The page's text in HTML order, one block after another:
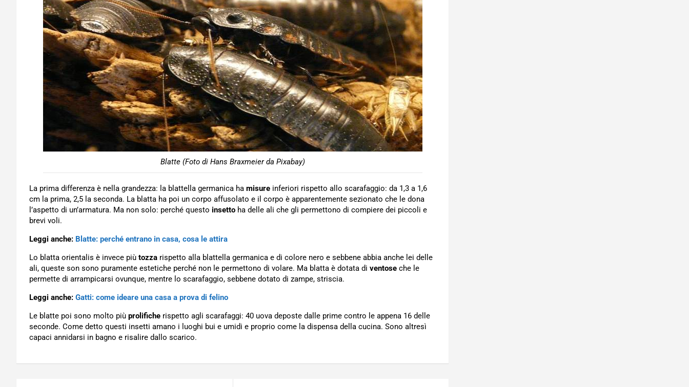
Blatte (Foto di Hans Braxmeier da Pixabay)
La prima differenza è nella grandezza: la blattella germanica ha misure inferiori rispetto allo scarafaggio: da 1,3 a 1,6
cm la prima, 2,5 la seconda. La blatta ha poi un corpo affusolato e il corpo è apparentemente sezionato che le dona
l’aspetto di un’armatura. Ma non solo: perché questo insetto ha delle ali che gli permettono di compiere dei piccoli e
brevi voli.
Leggi anche: Blatte: perché entrano in casa, cosa le attira
Lo blatta orientalis è invece più tozza rispetto alla blattella germanica e di colore nero e sebbene abbia anche lei delle
ali, queste son sono puramente estetiche perché non le permettono di volare. Ma blatta è dotata di ventose che le
permette di arrampicarsi ovunque, mentre lo scarafaggio, sebbene dotato di zampe, striscia.
Leggi anche: Gatti: come ideare una casa a prova di felino
Le blatte poi sono molto più prolifiche rispetto agli scarafaggi: 40 uova deposte dalle prime contro le appena 16 delle
seconde. Come detto questi insetti amano i luoghi bui e umidi e proprio come la dispensa della cucina. Sono altresì
capaci annidarsi in bagno e risalire dallo scarico.